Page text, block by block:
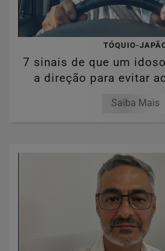
TÓQUIO-
7 sinais de que um
a direção para evitar
Saiba Mais